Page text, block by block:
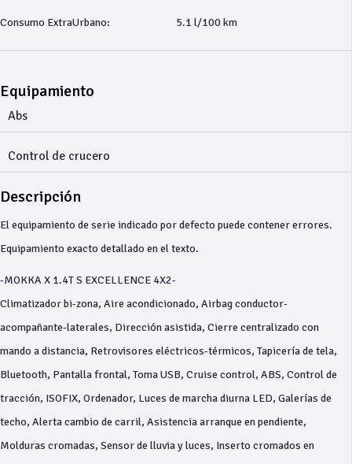
Consumo ExtraUrbano: 5.1 l/100 km
Equipamiento
Abs
Control de crucero
Descripción
El equipamiento de serie indicado por defecto puede contener errores.
Equipamiento exacto detallado en el texto.
-MOKKA X 1.4T S EXCELLENCE 4X2-
Climatizador bi-zona, Aire acondicionado, Airbag conductor-
acompañante-laterales, Dirección asistida, Cierre centralizado con
mando a distancia, Retrovisores eléctricos-térmicos, Tapicería de tela,
Bluetooth, Pantalla frontal, Toma USB, Cruise control, ABS, Control de
tracción, ISOFIX, Ordenador, Luces de marcha diurna LED, Galerías de
techo, Alerta cambio de carril, Asistencia arranque en pendiente,
Molduras cromadas, Sensor de lluvia y luces, Inserto cromados en